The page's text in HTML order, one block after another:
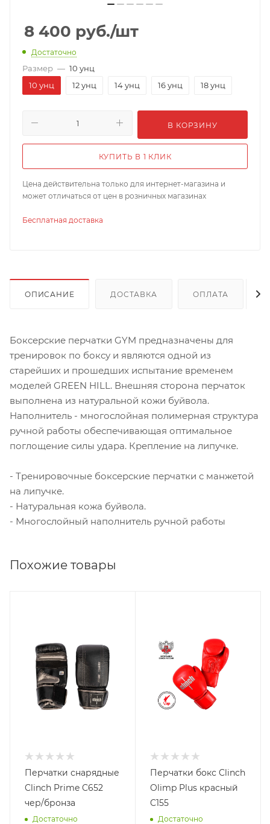
8 400 руб./шт
Достаточно
Размер — 10 унц
10 унц
12 унц 14 унц 16 унц 18 унц
В КОРЗИНУ
КУПИТЬ В 1 КЛИК
Цена действительна только для интернет-магазина и
может отличаться от цен в розничных магазинах
Бесплатная доставка
ОПИСАНИЕ ДОСТАВКА ОПЛАТА
Боксерские перчатки GYM предназначены для
тренировок по боксу и являются одной из
старейших и прошедших испытание временем
моделей GREEN HILL. Внешняя сторона перчаток
выполнена из натуральной кожи буйвола.
Наполнитель - многослойная полимерная структура
ручной работы обеспечивающая оптимальное
поглощение силы удара. Крепление на липучке.
- Тренировочные боксерские перчатки с манжетой
на липучке.
- Натуральная кожа буйвола.
- Многослойный наполнитель ручной работы
Похожие товары
Перчатки снарядные
Clinch Prime C652
чер/бронза
Достаточно
Перчатки бокс Clinch
Olimp Plus красный
C155
Достаточно